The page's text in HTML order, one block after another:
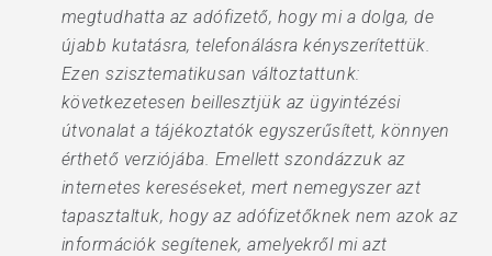
megtudhatta az adófizető, hogy mi a dolga, de
újabb kutatásra, telefonálásra kényszerítettük.
Ezen szisztematikusan változtattunk:
következetesen beillesztjük az ügyintézési
útvonalat a tájékoztatók egyszerűsített, könnyen
érthető verziójába. Emellett szondázzuk az
internetes kereséseket, mert nemegyszer azt
tapasztaltuk, hogy az adófizetőknek nem azok az
információk segítenek, amelyekről mi azt